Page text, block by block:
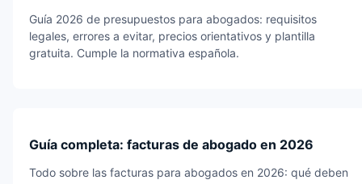
Guía 2026 de presupuestos para abogados: requisitos
legales, errores a evitar, precios orientativos y plantilla
gratuita. Cumple la normativa española.
Guía completa: facturas de abogado en 2026
Todo sobre las facturas para abogados en 2026: qué deben